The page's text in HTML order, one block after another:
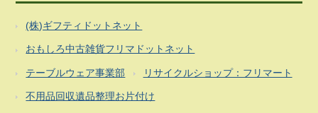
(株)ギフティドットネット
おもしろ中古雑貨フリマドットネット
テーブルウェア事業部 リサイクルショップ：フリマート
不用品回収遺品整理お片付け